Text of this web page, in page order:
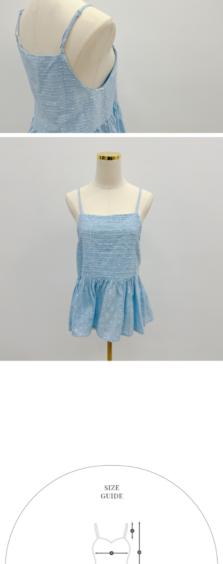
恩沛科技股份有限公司將有權停止該用戶之使用額度並採取法律行動。